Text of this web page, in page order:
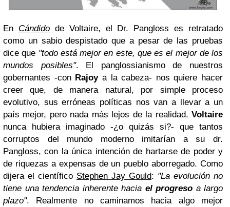
En Cándidode Voltaire, el Dr. Pangloss es retratado
como un sabio despistado que a pesar de las pruebas
dice que "todo está mejor en este, que es el mejor de los
mundos posibles". El panglossianismo de nuestros
gobernantes -con Rajoya la cabeza- nos quiere hacer
creer que, de manera natural, por simple proceso
evolutivo, sus erróneas políticas nos van a llevar a un
país mejor, pero nada más lejos de la realidad. Voltaire
nunca hubiera imaginado -¿o quizás si?- que tantos
corruptos del mundo moderno imitarían a su dr.
Pangloss, con la única intención de hartarse de poder y
de riquezas a expensas de un pueblo aborregado. Como
dijera el científico Stephen Jay Gould: "La evolución no
tiene una tendencia inherente hacia el progreso a largo
plazo". Realmente no caminamos hacia algo mejor